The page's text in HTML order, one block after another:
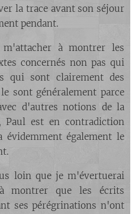
la trace avant son séjour
pendant.
à montrer les
concernés non pas qui
qui sont clairement des
sont généralement parce
d'autres notions de la
Paul est en contradiction
également le
loin que je m'évertuerai
montrer que les écrits
ses pérégrinations n'ont